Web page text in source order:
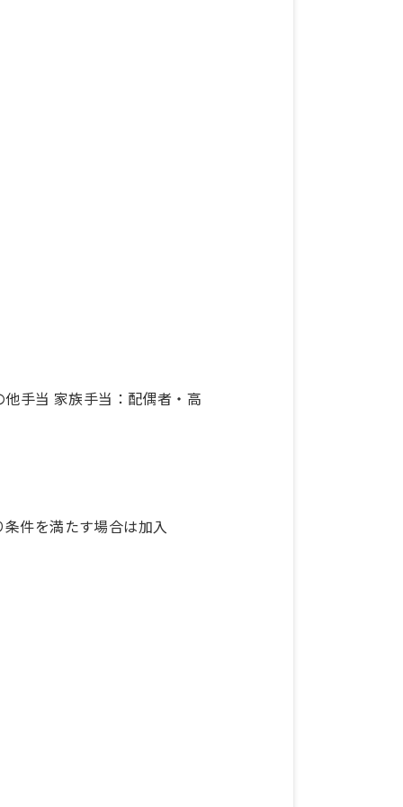
手当 家族手当：配偶者・高
件を満たす場合は加入